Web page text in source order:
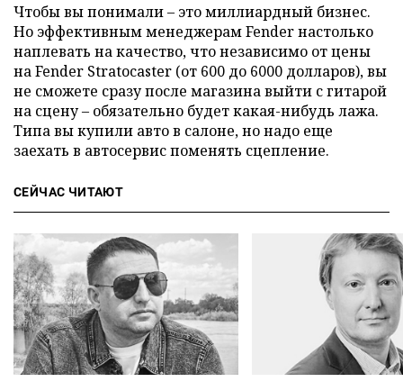
Чтобы вы понимали – это миллиардный бизнес.
Но эффективным менеджерам Fender настолько
наплевать на качество, что независимо от цены
на Fender Stratocaster (от 600 до 6000 долларов), вы
не сможете сразу после магазина выйти с гитарой
на сцену – обязательно будет какая-нибудь лажа.
Типа вы купили авто в салоне, но надо еще
заехать в автосервис поменять сцепление.
СЕЙЧАС ЧИТАЮТ